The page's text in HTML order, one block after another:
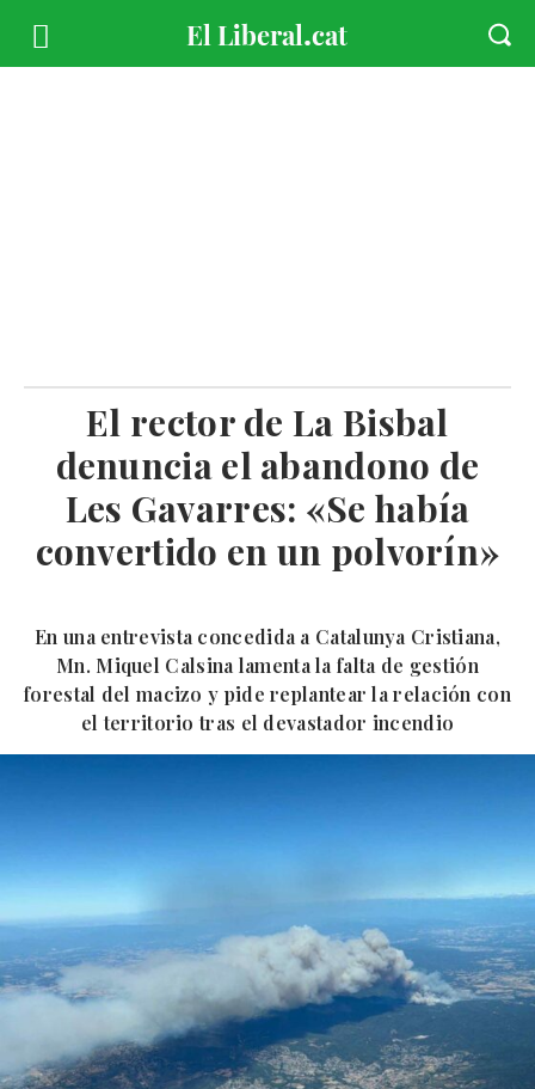
El rector de La Bisbal
denuncia el abandono de
Les Gavarres: «Se había
convertido en un polvorín»
En una entrevista concedida a Catalunya Cristiana,
Mn. Miquel Calsina lamenta la falta de gestión
forestal del macizo y pide replantear la relación con
el territorio tras el devastador incendio